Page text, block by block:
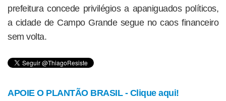
prefeitura concede privilégios a apaniguados políticos,
a cidade de Campo Grande segue no caos financeiro
sem volta.
APOIE O PLANTÃO BRASIL - Clique aqui!